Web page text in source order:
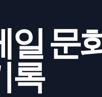
일 문
록